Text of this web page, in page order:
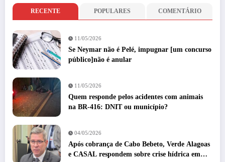
RECENTE POPULARES COMENTÁRIO
11/05/2026
Se Neymar não é Pelé, impugnar [um concurso
público]não é anular
11/05/2026
Quem responde pelos acidentes com animais
na BR-416: DNIT ou município?
04/05/2026
Após cobrança de Cabo Bebeto, Verde Alagoas
e CASAL respondem sobre crise hídrica em